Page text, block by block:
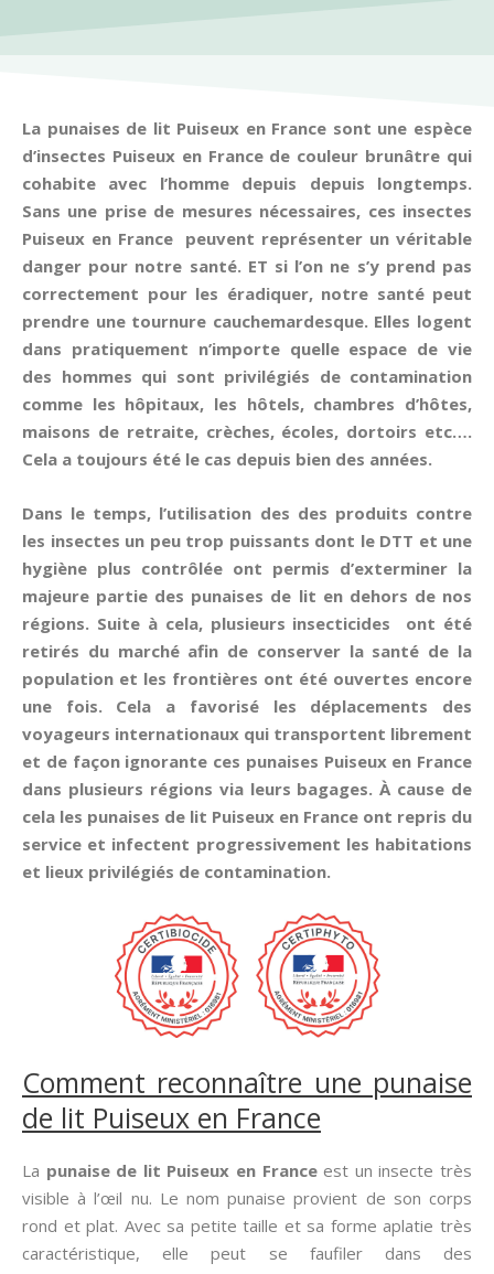
La punaises de lit Puiseux en France sont une espèce
d’insectes Puiseux en France de couleur brunâtre qui
cohabite avec l’homme depuis depuis longtemps.
Sans une prise de mesures nécessaires, ces insectes
Puiseux en France peuvent représenter un véritable
danger pour notre santé. ET si l’on ne s’y prend pas
correctement pour les éradiquer, notre santé peut
prendre une tournure cauchemardesque. Elles logent
dans pratiquement n’importe quelle espace de vie
des hommes qui sont privilégiés de contamination
comme les hôpitaux, les hôtels, chambres d’hôtes,
maisons de retraite, crèches, écoles, dortoirs etc….
Cela a toujours été le cas depuis bien des années.
Dans le temps, l’utilisation des des produits contre
les insectes un peu trop puissants dont le DTT et une
hygiène plus contrôlée ont permis d’exterminer la
majeure partie des punaises de lit en dehors de nos
régions. Suite à cela, plusieurs insecticides ont été
retirés du marché afin de conserver la santé de la
population et les frontières ont été ouvertes encore
une fois. Cela a favorisé les déplacements des
voyageurs internationaux qui transportent librement
et de façon ignorante ces punaises Puiseux en France
dans plusieurs régions via leurs bagages. À cause de
cela les punaises de lit Puiseux en France ont repris du
service et infectent progressivement les habitations
et lieux privilégiés de contamination.
Comment reconnaître une punaise
de lit Puiseux en France
La punaise de lit Puiseux en Franceest un insecte très
visible à l’œil nu. Le nom punaise provient de son corps
rond et plat. Avec sa petite taille et sa forme aplatie très
caractéristique, elle peut se faufiler dans des